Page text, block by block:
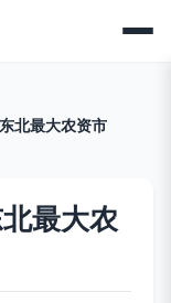
北最大农资市
最大农